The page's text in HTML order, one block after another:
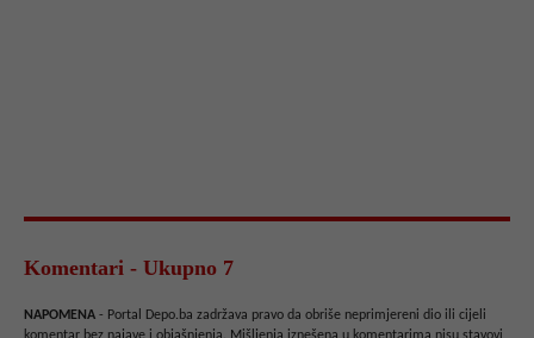
Komentari - Ukupno 7
NAPOMENA - Portal Depo.ba zadržava pravo da obriše neprimjereni dio ili cijeli